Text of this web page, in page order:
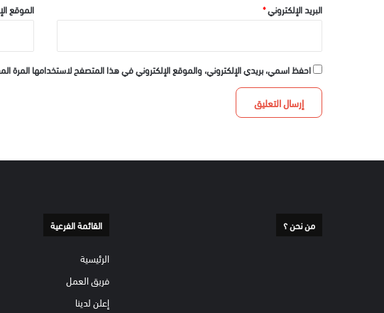
البريد الإلكتروني* الموقع
احفظ اسمي، بريدي الإلكتروني، والموقع الإلكتروني في هذا المتصفح لاستخدامها المرة
من نحن ؟ القائمة الفرعية
الرئيسية
فريق العمل
إعلن لدينا